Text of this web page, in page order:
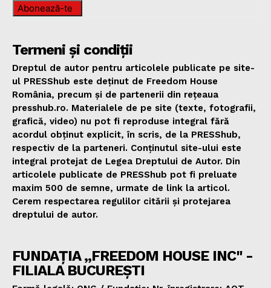
Abonează-te
Termeni și condiții
Dreptul de autor pentru articolele publicate pe site-
ul PRESShub este deținut de Freedom House
România, precum și de partenerii din rețeaua
presshub.ro. Materialele de pe site (texte, fotografii,
grafică, video) nu pot fi reproduse integral fără
acordul obținut explicit, în scris, de la PRESShub,
respectiv de la parteneri. Conținutul site-ului este
integral protejat de Legea Dreptului de Autor. Din
articolele publicate de PRESShub pot fi preluate
maxim 500 de semne, urmate de link la articol.
Cerem respectarea regulilor citării și protejarea
dreptului de autor.
FUNDAȚIA „FREEDOM HOUSE INC" -
FILIALA BUCUREȘTI